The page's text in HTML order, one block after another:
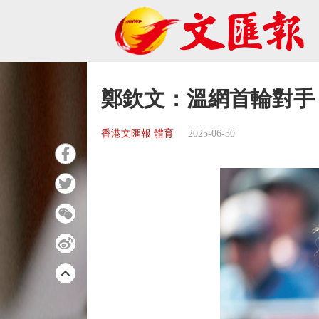
鄭欽文：溫網首輪對
香港文匯報 體育 2025-06-30